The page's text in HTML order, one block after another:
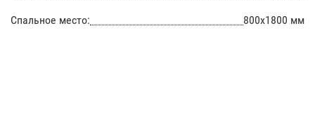
Спальное место: 800х1800 мм